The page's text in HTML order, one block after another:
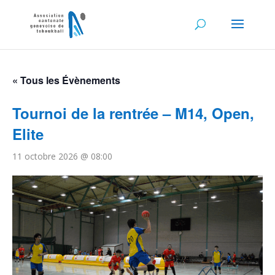
« Tous les Évènements
Tournoi de la rentrée – M14, Open,
Elite
11 octobre 2026 @ 08:00